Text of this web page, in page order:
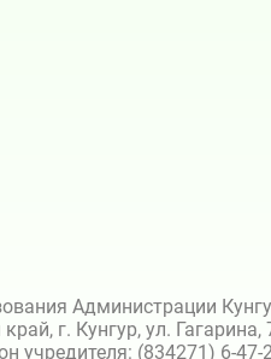
Администрации
г. Кунгур, ул. Гагарина,
учредителя: (834271) 6-47-